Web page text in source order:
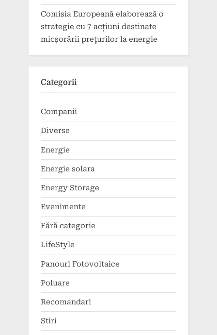
Comisia Europeană elaborează o
strategie cu 7 acțiuni destinate
micșorării preţurilor la energie
Categorii
Companii
Diverse
Energie
Energie solara
Energy Storage
Evenimente
Fără categorie
LifeStyle
Panouri Fotovoltaice
Poluare
Recomandari
Stiri